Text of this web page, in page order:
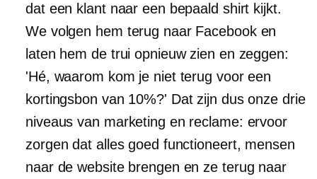
dat een klant naar een bepaald shirt kijkt.
We volgen hem terug naar Facebook en
laten hem de trui opnieuw zien en zeggen:
'Hé, waarom kom je niet terug voor een
kortingsbon van 10%?' Dat zijn dus onze drie
niveaus van marketing en reclame: ervoor
zorgen dat alles goed functioneert, mensen
naar de website brengen en ze terug naar